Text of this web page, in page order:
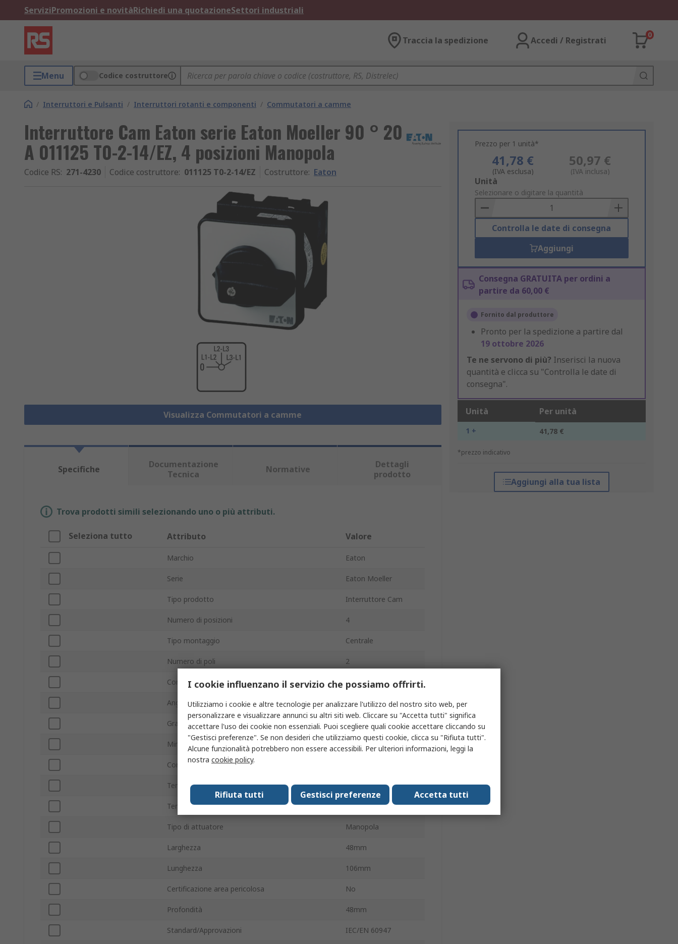
ServiziPromozioni e novitàRichiedi una quotazioneSettori industriali
Traccia la spedizione Accedi / Registrati
0
Menu Codice costruttore
/ Interruttori e Pulsanti / Interruttori rotanti e componenti / Commutatori a camme
Interruttore Cam Eaton serie Eaton Moeller 90 ° 20
A 011125 T0-2-14/EZ, 4 posizioni Manopola
Codice RS: 271-4230 Codice costruttore: 011125 T0-2-14/EZ Costruttore: Eaton
Visualizza Commutatori a camme
Prezzo per 1 unità*
41,78 €
(IVA esclusa)
50,97 €
(IVA inclusa)
Add
to
Basket
Unità
Selezionare o digitare la quantità
Controlla le date di consegna
Aggiungi
Consegna GRATUITA per ordini a
partire da 60,00 €
Fornito dal produttore
Pronto per la spedizione a partire dal
19 ottobre 2026
Te ne servono di più? Inserisci la nuova
quantità e clicca su "Controlla le date di
consegna".
Unità Per unità
1 + 41,78 €
*prezzo indicativo
Aggiungi alla tua lista
Specifiche
Documentazione
Tecnica
Normative
Dettagli
prodotto
Trova prodotti simili selezionando uno o più attributi.
Seleziona tutto Attributo Valore
Marchio Eaton
Serie Eaton Moeller
Tipo prodotto Interruttore Cam
Numero di posizioni 4
Tipo montaggio Centrale
Numero di poli 2
Con terminazione/senza terminazione Vite
Angolo di commutazione 90 °
Grado IP IP65
Minima temperatura operativa -25°C
Corrente di contatto
Temperatura massima di funzionamento 50°C
Tensione contatto 60V
Tipo di attuatore Manopola
Larghezza 48mm
Lunghezza 106mm
Certificazione area pericolosa No
Profondità 48mm
Standard/Approvazioni IEC/EN 60947
I cookie influenzano il servizio che possiamo offrirti.
Utilizziamo i cookie e altre tecnologie per analizzare l'utilizzo del nostro sito web, per
personalizzare e visualizzare annunci su altri siti web. Cliccare su "Accetta tutti" significa
accettare l'uso dei cookie non essenziali. Puoi scegliere quali cookie accettare cliccando su
"Gestisci preferenze". Se non desideri che utilizziamo questi cookie, clicca su "Rifiuta tutti".
Alcune funzionalità potrebbero non essere accessibili. Per ulteriori informazioni, leggi la
nostra cookie policy.
Accetta tutti
Gestisci preferenze
Rifiuta tutti